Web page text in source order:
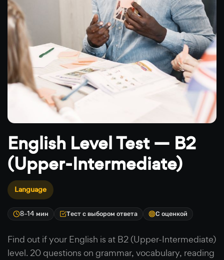
English Level Test — B2
(Upper-Intermediate)
Language
8–14 мин Тест с выбором ответа С оценкой
Find out if your English is at B2 (Upper-Intermediate)
level. 20 questions on grammar, vocabulary, reading